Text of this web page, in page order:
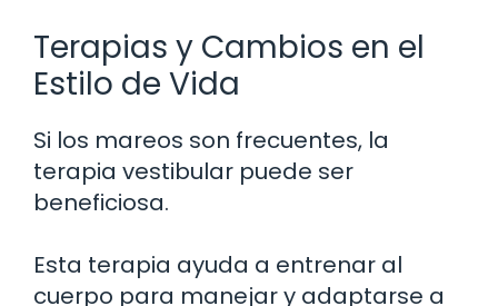
Terapias y Cambios en el
Estilo de Vida
Si los mareos son frecuentes, la
terapia vestibular puede ser
beneficiosa.
Esta terapia ayuda a entrenar al
cuerpo para manejar y adaptarse a